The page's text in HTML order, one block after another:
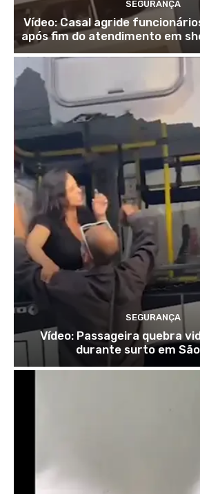
SEGURANÇA
Vídeo: Casal agride
após fim do atendimento em
SEGURANÇA
Vídeo: Passageira quebra
durante surto em